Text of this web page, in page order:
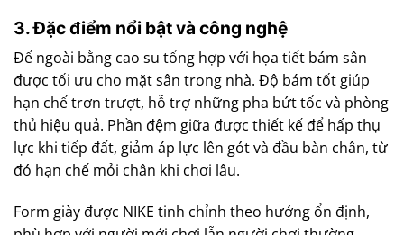
3. Đặc điểm nổi bật và công nghệ
Đế ngoài bằng cao su tổng hợp với họa tiết bám sân
được tối ưu cho mặt sân trong nhà. Độ bám tốt giúp
hạn chế trơn trượt, hỗ trợ những pha bứt tốc và phòng
thủ hiệu quả. Phần đệm giữa được thiết kế để hấp thụ
lực khi tiếp đất, giảm áp lực lên gót và đầu bàn chân, từ
đó hạn chế mỏi chân khi chơi lâu.
Form giày được NIKE tinh chỉnh theo hướng ổn định,